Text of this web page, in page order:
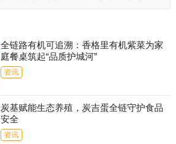
全链路有机可追溯：香格里有机紫菜为家
庭餐桌筑起“品质护城河”
资讯
炭基赋能生态养殖，炭吉蛋全链守护食品
安全
资讯